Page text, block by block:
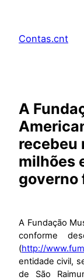
Contas.cnt
A
recebeu
milhões
governo
A Fundação
conforme
(http://
entidade civil,
de São